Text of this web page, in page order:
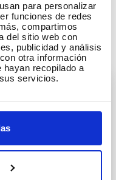
para personalizar
funciones de redes
compartimos
del sitio web con
publicidad y análisis
otra información
hayan recopilado a
servicios.
interesar
3D
y por eso
el lanzamiento